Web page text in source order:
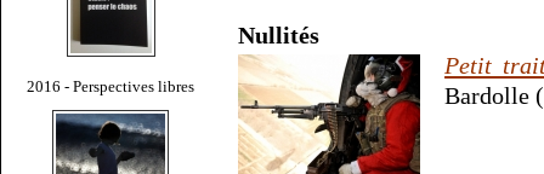
2016 - Perspectives libres
Nullités
Petit
Bardolle